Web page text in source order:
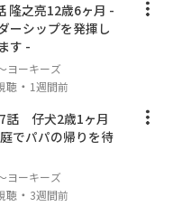
隆之亮12歳6ヶ月 -
ーシップを発揮し
す -
ヨーキーズ
聴 ・ 1週間前
話 仔犬2歳1ヶ月
ヨーキーズ
聴 ・ 3週間前